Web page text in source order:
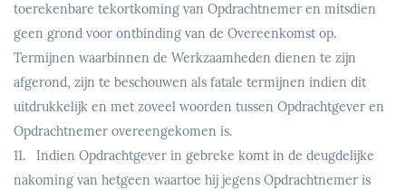
toerekenbare tekortkoming van Opdrachtnemer en mitsdien
geen grond voor ontbinding van de Overeenkomst op.
Termijnen waarbinnen de Werkzaamheden dienen te zijn
afgerond, zijn te beschouwen als fatale termijnen indien dit
uitdrukkelijk en met zoveel woorden tussen Opdrachtgever en
Opdrachtnemer overeengekomen is.
11. Indien Opdrachtgever in gebreke komt in de deugdelijke
nakoming van hetgeen waartoe hij jegens Opdrachtnemer is